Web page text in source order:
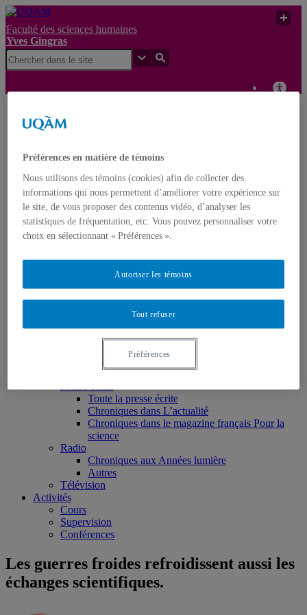
Faculté des sciences humaines
Yves Gingras
UQAM
FrançaisEnglish
Accueil
À propos d’Yves Gingras
Distinctions et prix
Nominations
Publications
Livres
Monographies
Articles scientifiques
Chapitres de livres
Toute la presse écrite
Chroniques dans L’actualité
Chroniques dans le magazine français Pour la
science
Radio
Chroniques aux Années lumière
Autres
Télévision
Activités
Cours
Supervision
Conférences
Les guerres froides refroidissent aussi les
échanges scientifiques.
Préférences en matière de témoins
Nous utilisons des témoins (cookies) afin de collecter des
informations qui nous permettent d’améliorer votre expérience sur
le site, de vous proposer des contenus vidéo, d’analyser les
statistiques de fréquentation, etc. Vous pouvez personnaliser votre
choix en sélectionnant « Préférences ».
Tout refuser
Autoriser les témoins
Préférences